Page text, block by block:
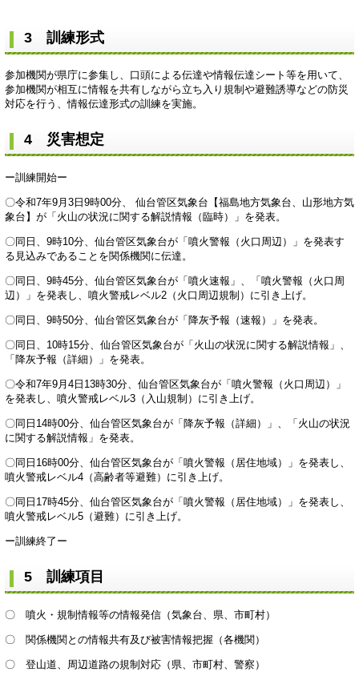
3 訓練形式
参加機関が県庁に参集し、口頭による伝達や情報伝達シート等を用いて、
参加機関が相互に情報を共有しながら立ち入り規制や避難誘導などの防災
対応を行う、情報伝達形式の訓練を実施。
4 災害想定
ー訓練開始ー
〇令和7年9月3日9時00分、 仙台管区気象台【福島地方気象台、山形地方気
象台】が「火山の状況に関する解説情報（臨時）」を発表。
〇同日、9時10分、仙台管区気象台が「噴火警報（火口周辺）」を発表す
る見込みであることを関係機関に伝達。
〇同日、9時45分、仙台管区気象台が「噴火速報」、「噴火警報（火口周
辺）」を発表し、噴火警戒レベル2（火口周辺規制）に引き上げ。
〇同日、9時50分、仙台管区気象台が「降灰予報（速報）」を発表。
〇同日、10時15分、仙台管区気象台が「火山の状況に関する解説情報」、
「降灰予報（詳細）」を発表。
〇令和7年9月4日13時30分、仙台管区気象台が「噴火警報（火口周辺）」
を発表し、噴火警戒レベル3（入山規制）に引き上げ。
〇同日14時00分、仙台管区気象台が「降灰予報（詳細）」、「火山の状況
に関する解説情報」を発表。
〇同日16時00分、仙台管区気象台が「噴火警報（居住地域）」を発表し、
噴火警戒レベル4（高齢者等避難）に引き上げ。
〇同日17時45分、仙台管区気象台が「噴火警報（居住地域）」を発表し、
噴火警戒レベル5（避難）に引き上げ。
ー訓練終了ー
5 訓練項目
〇 噴火・規制情報等の情報発信（気象台、県、市町村）
〇 関係機関との情報共有及び被害情報把握（各機関）
〇 登山道、周辺道路の規制対応（県、市町村、警察）